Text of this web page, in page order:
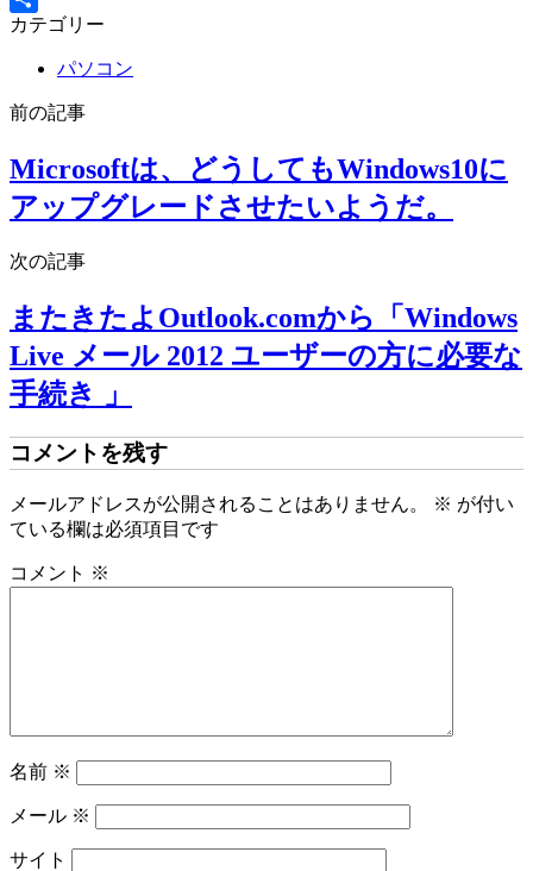
共
カテゴリー
パソコン
前の記事
Microsoftは、どうしてもWindows10に
アップグレードさせたいようだ。
次の記事
またきたよOutlook.comから「Windows
Live メール 2012 ユーザーの方に必要な
手続き 」
コメントを残す
メールアドレスが公開されることはありません。 ※ が付い
ている欄は必須項目です
コメント ※
名前 ※
メール ※
サイト